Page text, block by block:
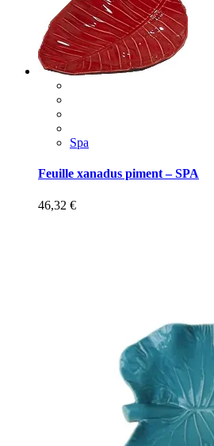
Spa
Feuille xanadus piment – SPA
46,32 €